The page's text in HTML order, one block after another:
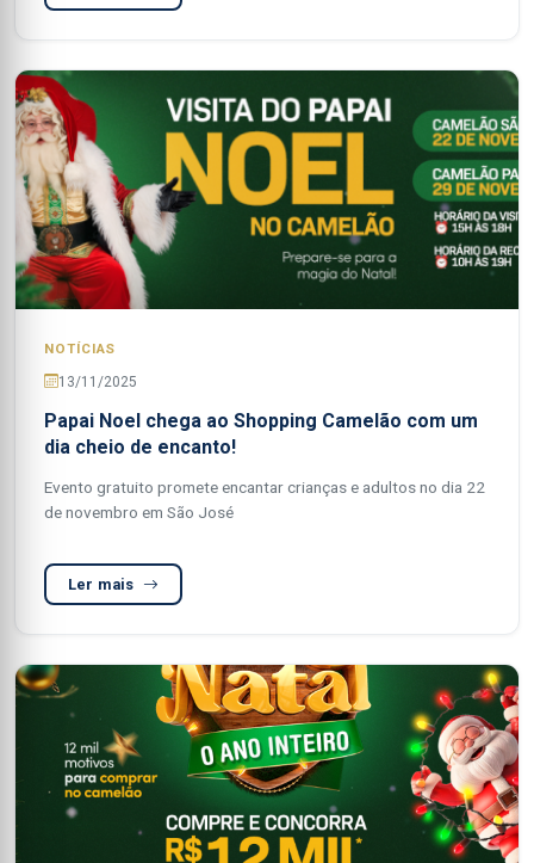
NOTÍCIAS
13/11/2025
Papai Noel chega ao Shopping Camelão com um
dia cheio de encanto!
Evento gratuito promete encantar crianças e adultos no dia 22
de novembro em São José
Ler mais